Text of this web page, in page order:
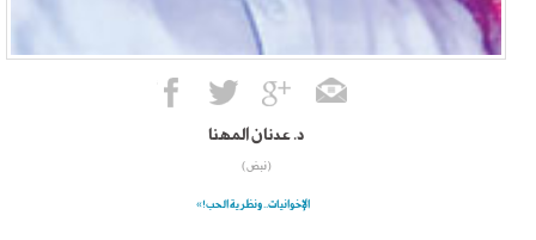
د. عدنان المهنا
(نبض)
الإخوانيات.. ونظرية الحب!»